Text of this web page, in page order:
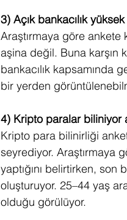
3) Açık bankacılık
Araştırmaya göre ankete
aşina değil. Buna karşın
bankacılık kapsamında
bir yerden
4) Kripto paralar biliniyor
Kripto para bilinirliği
seyrediyor. Araştırmaya
yaptığını belirtirken, son
oluşturuyor. 25–44 yaş
olduğu görülüyor.